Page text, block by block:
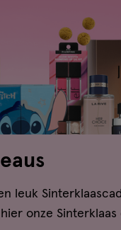
leuk
onze Sinterklaas